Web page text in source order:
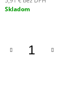
Jednotková
Skladom
M
CABANA
BORA